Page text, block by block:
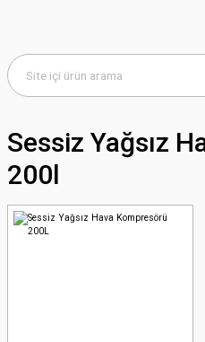
Sessiz Yağsız
200l